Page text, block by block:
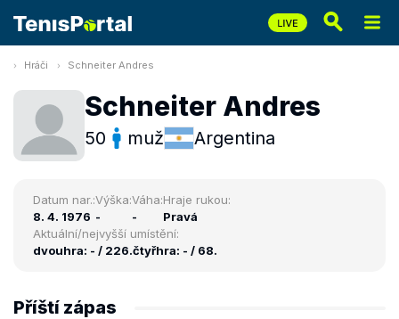
Hráči Schneiter Andres
Schneiter Andres
50 muž Argentina
Datum nar.:
8. 4. 1976
Výška:
-
Váha:
-
Hraje rukou:
Pravá
Aktuální/nejvyšší umístění:
dvouhra: - / 226.čtyřhra: - / 68.
Příští zápas